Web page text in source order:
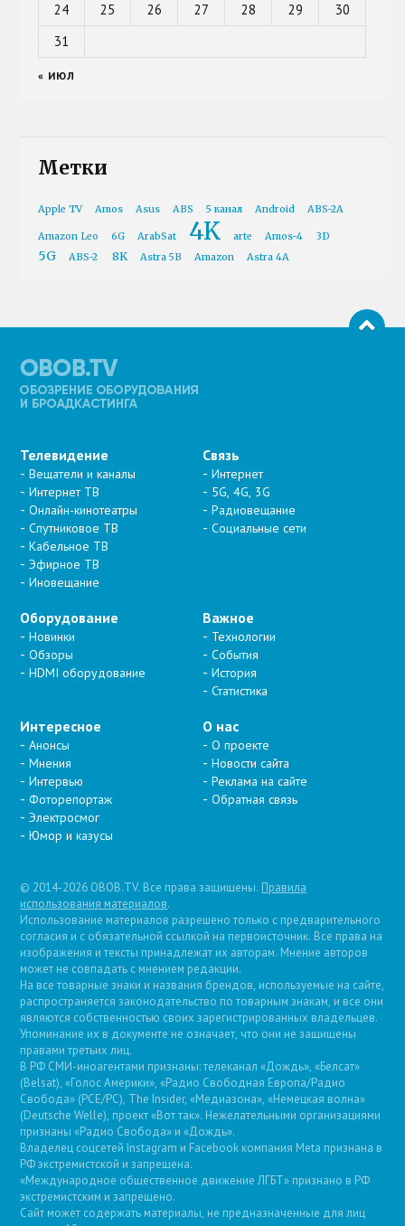
24
25 26 27 28 29
30
31
« ИЮЛ
Метки
Apple TV Amos Asus ABS 5 канал Android ABS-2A
Amazon Leo 6G ArabSat 4K arte Amos-4 3D
5G ABS-2 8K Astra 5B Amazon Astra 4A
Телевидение
Вещатели и каналы
Интернет ТВ
Онлайн-кинотеатры
Спутниковое ТВ
Кабельное ТВ
Эфирное ТВ
Иновещание
Связь
Интернет
5G, 4G, 3G
Радиовещание
Социальные сети
Оборудование
Новинки
Обзоры
HDMI оборудование
Важное
Технологии
События
История
Статистика
Интересное
Анонсы
Мнения
Интервью
Фоторепортаж
Электросмог
Юмор и казусы
О нас
О проекте
Новости сайта
Реклама на сайте
Обратная связь
© 2014-2026 OBOB.TV. Все права защищены. Правила
использования материалов.
Использование материалов разрешено только с предварительного
согласия и с обязательной ссылкой на первоисточник. Все права на
изображения и тексты принадлежат их авторам. Мнение авторов
может не совпадать с мнением редакции.
На все товарные знаки и названия брендов, используемые на сайте,
распространяется законодательство по товарным знакам, и все они
являются собственностью своих зарегистрированных владельцев.
Упоминание их в документе не означает, что они не защищены
правами третьих лиц.
В РФ СМИ-иноагентами признаны: телеканал «Дождь», «Белсат»
(Belsat), «Голос Америки», «Радио Свободная Европа/Радио
Свобода» (PCE/PC), The Insider, «Медиазона», «Немецкая волна»
(Deutsche Welle), проект «Вот так». Нежелательными организациями
признаны «Радио Свобода» и «Дождь».
Владелец соцсетей Instagram и Facebook компания Metа признана в
РФ экстремистской и запрещена.
«Международное общественное движение ЛГБТ» признано в РФ
экстремистским и запрещено.
Сайт может содержать материалы, не предназначенные для лиц